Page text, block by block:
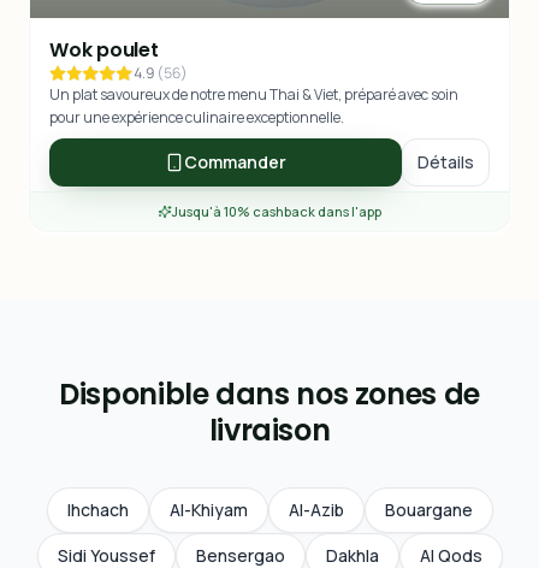
Wok poulet
4.9 (56)
Un plat savoureux de notre menu Thai & Viet, préparé avec soin
pour une expérience culinaire exceptionnelle.
Commander Détails
Jusqu'à 10% cashback dans l'app
Disponible dans nos zones de
livraison
Ihchach Al-Khiyam Al-Azib
Bouargane
Sidi Youssef
Bensergao Dakhla
Al Qods